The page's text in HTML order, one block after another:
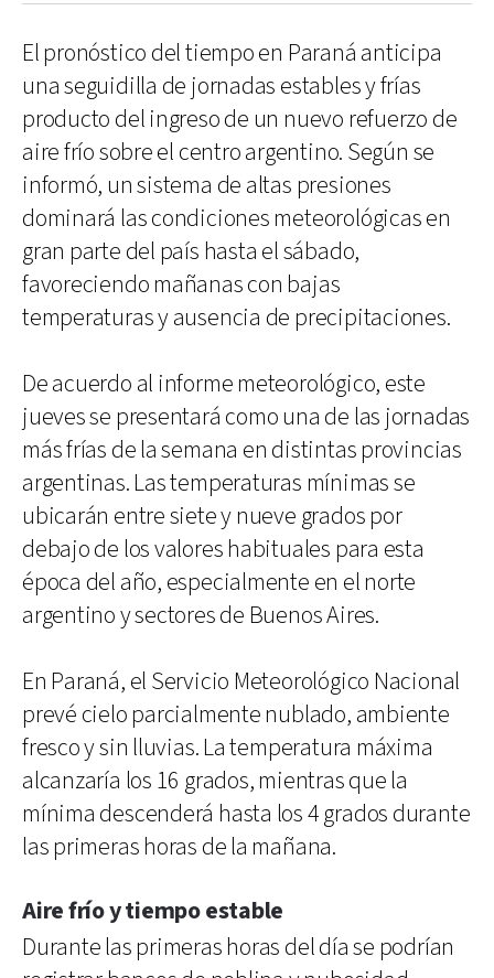
El pronóstico del tiempo en Paraná anticipa
una seguidilla de jornadas estables y frías
producto del ingreso de un nuevo refuerzo de
aire frío sobre el centro argentino. Según se
informó, un sistema de altas presiones
dominará las condiciones meteorológicas en
gran parte del país hasta el sábado,
favoreciendo mañanas con bajas
temperaturas y ausencia de precipitaciones.
De acuerdo al informe meteorológico, este
jueves se presentará como una de las jornadas
más frías de la semana en distintas provincias
argentinas. Las temperaturas mínimas se
ubicarán entre siete y nueve grados por
debajo de los valores habituales para esta
época del año, especialmente en el norte
argentino y sectores de Buenos Aires.
En Paraná, el Servicio Meteorológico Nacional
prevé cielo parcialmente nublado, ambiente
fresco y sin lluvias. La temperatura máxima
alcanzaría los 16 grados, mientras que la
mínima descenderá hasta los 4 grados durante
las primeras horas de la mañana.
Aire frío y tiempo estable
Durante las primeras horas del día se podrían